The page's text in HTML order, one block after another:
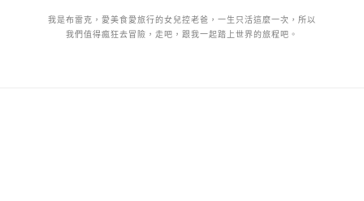
我是布雷克，愛美食愛旅行的女兒控老爸，一生只活這麼一次，所以
我們值得瘋狂去冒險，走吧，跟我一起踏上世界的旅程吧。